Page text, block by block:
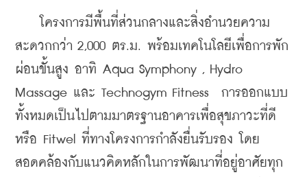
โครงการมีพื้นที่ส่วนกลางและสิ่งอำนวยความ
สะดวกกว่า 2,000 ตร.ม. พร้อมเทคโนโลยีเพื่อการพัก
ผ่อนขั้นสูง อาทิ Aqua Symphony , Hydro
Massage และ Technogym Fitness  การออกแบบ
ทั้งหมดเป็นไปตามมาตรฐานอาคารเพื่อสุขภาวะที่ดี
หรือ Fitwel ที่ทางโครงการกำลังยื่นรับรอง โดย
สอดคล้องกับแนวคิดหลักในการพัฒนาที่อยู่อาศัยทุก